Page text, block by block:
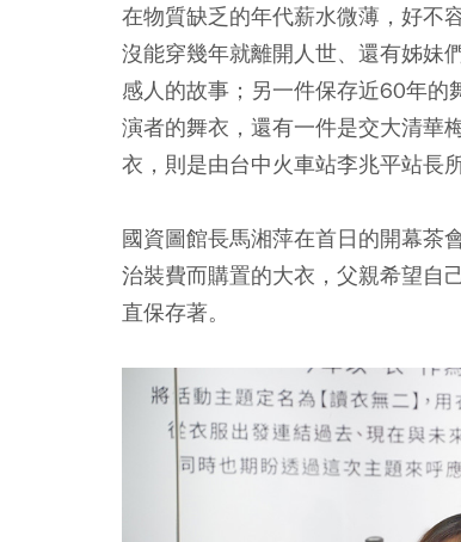
在物質缺乏的年代薪水微薄，好不
沒能穿幾年就離開人世、還有姊妹
感人的故事；另一件保存近60年
演者的舞衣，還有一件是交大清華
衣，則是由台中火車站李兆平站長
國資圖館長馬湘萍在首日的開幕茶
治裝費而購置的大衣，父親希望自
直保存著。